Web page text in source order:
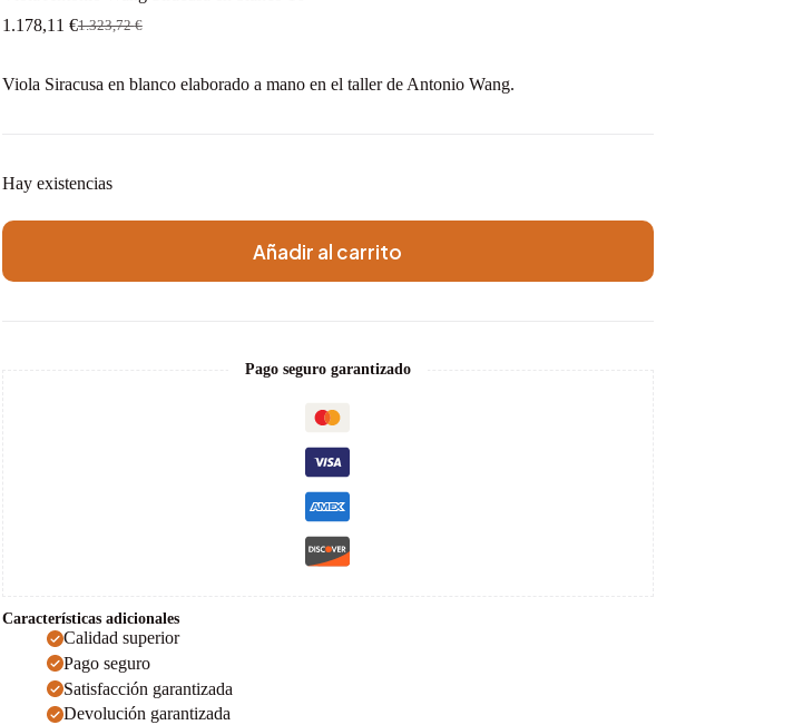
1.323,72€
El
era:
1.178,11 €
El
es:
Viola Siracusa en blanco elaborado a mano en el taller de Antonio Wang.
Hay existencias
Añadir al carrito
Pago seguro garantizado
Características adicionales
Calidad superior
Pago seguro
Satisfacción garantizada
Devolución garantizada